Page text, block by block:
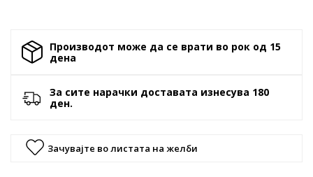
Производот може да се врати во рок од 15
денa
За сите нарачки доставата изнесува 180
ден.
Зачувајте во листата на желби